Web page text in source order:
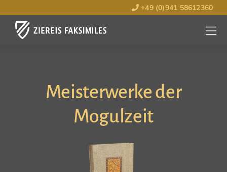
+49 (0)941 58612360
MENÜ
Meisterwerke der
Mogulzeit